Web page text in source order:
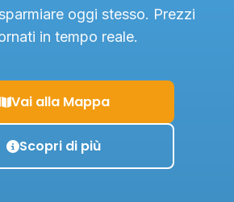
oggi stesso. Prezzi
in tempo reale.
Vai alla Mappa
Scopri di più